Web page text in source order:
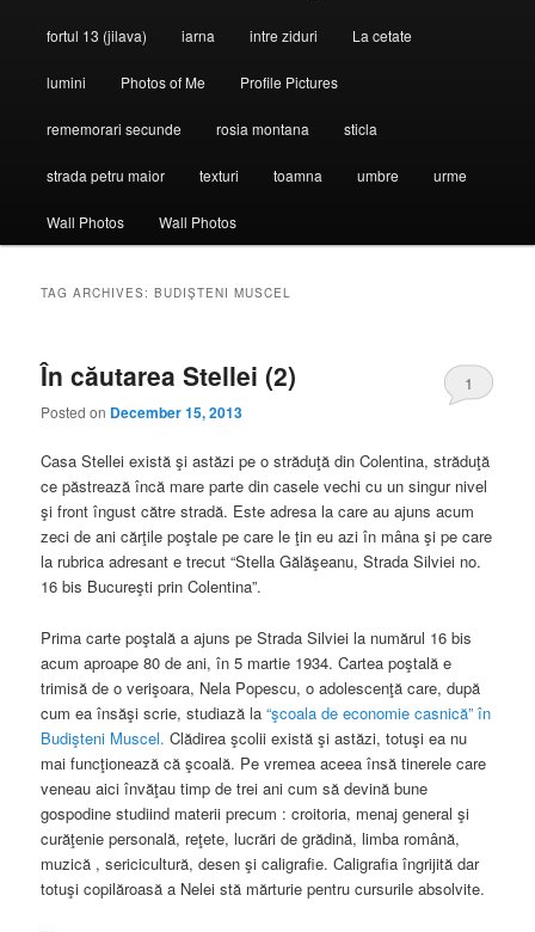
fortul 13 (jilava) iarna intre ziduri La cetate
lumini Photos of Me Profile Pictures
rememorari secunde rosia montana sticla
strada petru maior texturi toamna umbre urme
Wall Photos Wall Photos
TAG ARCHIVES:BUDIŞTENI MUSCEL
În căutarea Stellei (2)
Posted on December 15, 2013
1
Casa Stellei există şi astăzi pe o străduţă din Colentina, străduţă
ce păstrează încă mare parte din casele vechi cu un singur nivel
şi front îngust către stradă. Este adresa la care au ajuns acum
zeci de ani cărţile poştale pe care le ţin eu azi în mâna şi pe care
la rubrica adresant e trecut “Stella Gălăşeanu, Strada Silviei no.
16 bis Bucureşti prin Colentina”.
Prima carte poştală a ajuns pe Strada Silviei la numărul 16 bis
acum aproape 80 de ani, în 5 martie 1934. Cartea poştală e
trimisă de o verişoara, Nela Popescu, o adolescenţă care, după
cum ea însăşi scrie, studiază la“şcoala de economie casnică” în
Budişteni Muscel. Clădirea şcolii există şi astăzi, totuşi ea nu
mai funcţionează că şcoală. Pe vremea aceea însă tinerele care
veneau aici învăţau timp de trei ani cum să devină bune
gospodine studiind materii precum : croitoria, menaj general şi
curăţenie personală, reţete, lucrări de grădină, limba română,
muzică , sericicultură, desen şi caligrafie. Caligrafia îngrijită dar
totuşi copilăroasă a Nelei stă mărturie pentru cursurile absolvite.